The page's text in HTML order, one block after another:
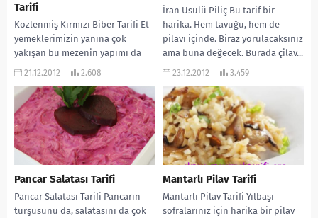
Tarifi
Közlenmiş Kırmızı Biber Tarifi Et
yemeklerimizin yanına çok
yakışan bu mezenin yapımı da
oldukça kolay. Öyle ki ben bazen
21.12.2012 2.608
İran Usulü Piliç Bu tarif bir
harika. Hem tavuğu, hem de
pilavı içinde. Biraz yorulacaksınız
ama buna değecek. Burada çilav...
23.12.2012 3.459
Pancar Salatası Tarifi
Pancar Salatası Tarifi Pancarın
turşusunu da, salatasını da çok
Mantarlı Pilav Tarifi
Mantarlı Pilav Tarifi Yılbaşı
sofralarınız için harika bir pilav